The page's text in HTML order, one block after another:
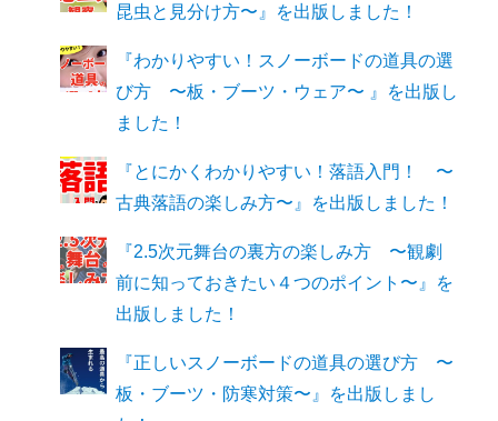
昆虫と見分け方〜』を出版しました！
『わかりやすい！スノーボードの道具の選
び方 〜板・ブーツ・ウェア〜 』を出版し
ました！
『とにかくわかりやすい！落語入門！ 〜
古典落語の楽しみ方〜』を出版しました！
『2.5次元舞台の裏方の楽しみ方 〜観劇
前に知っておきたい４つのポイント〜』を
出版しました！
『正しいスノーボードの道具の選び方 〜
板・ブーツ・防寒対策〜』を出版しまし